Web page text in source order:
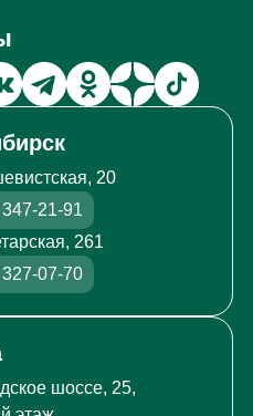
20
21-91
261
07-70
шоссе, 25,